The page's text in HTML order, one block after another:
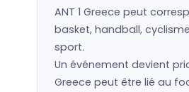
ANT 1 Greece peut
basket, handball,
sport.
Un événement devient
Greece peut être lié au